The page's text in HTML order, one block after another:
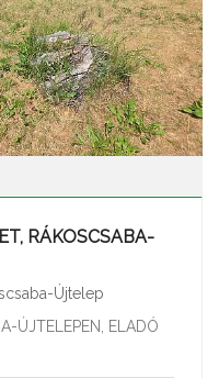
RÁKOSCSABA-
Újtelep
ÚJTELEPEN, ELADÓ